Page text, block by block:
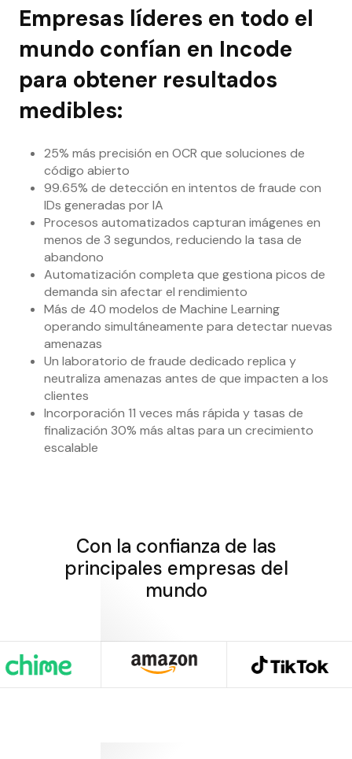
Empresas líderes en todo el
mundo confían en Incode
para obtener resultados
medibles:
25% más precisión en OCR que soluciones de
código abierto
99.65% de detección en intentos de fraude con
IDs generadas por IA
Procesos automatizados capturan imágenes en
menos de 3 segundos, reduciendo la tasa de
abandono
Automatización completa que gestiona picos de
demanda sin afectar el rendimiento
Más de 40 modelos de Machine Learning
operando simultáneamente para detectar nuevas
amenazas
Un laboratorio de fraude dedicado replica y
neutraliza amenazas antes de que impacten a los
clientes
Incorporación 11 veces más rápida y tasas de
finalización 30% más altas para un crecimiento
escalable
Con la confianza de las
principales empresas del
mundo